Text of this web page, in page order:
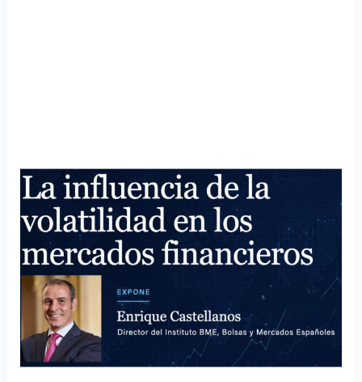
a
conferencia
internacional
sobre
volatilidad
mercados
financieros